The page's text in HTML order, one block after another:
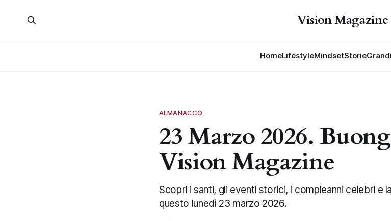
Vision Magazine
HomeLifestyleMindsetStorie
ALMANACCO
23 Marzo 2026.
Vision Magazine
Scopri i santi, gli eventi storici, i compleanni celebri e
questo lunedì 23 marzo 2026.